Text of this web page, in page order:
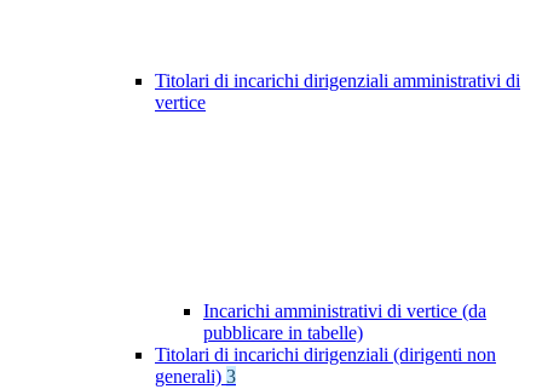
Titolari di incarichi dirigenziali amministrativi di
vertice
Incarichi amministrativi di vertice (da
pubblicare in tabelle)
Titolari di incarichi dirigenziali (dirigenti non
generali) 3